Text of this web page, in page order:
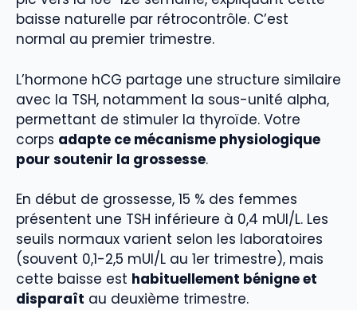
baisse naturelle par rétrocontrôle. C’est
normal au premier trimestre.
L’hormone hCG partage une structure similaire
avec la TSH, notamment la sous-unité alpha,
permettant de stimuler la thyroïde. Votre
corps adapte ce mécanisme physiologique
pour soutenir la grossesse.
En début de grossesse, 15 % des femmes
présentent une TSH inférieure à 0,4 mUI/L. Les
seuils normaux varient selon les laboratoires
(souvent 0,1-2,5 mUI/L au 1er trimestre), mais
cette baisse est habituellement bénigne et
disparaît au deuxième trimestre.